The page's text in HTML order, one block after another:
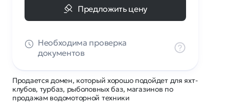
Продается домен, который хорошо подойдет для яхт-
клубов, турбаз, рыболовных баз, магазинов по
продажам водомоторной техники
Предложить цену
Необходима проверка
документов